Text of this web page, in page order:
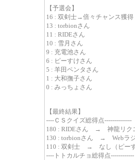
【予選会】
16 : 双剣士→倍々チャンス獲得
13 : torbionさん
11 : RIDEさん
10 : 雪月さん
9 : 充電池さん
6 : ピーすけさん
5 : 羊田ペンタさん
1 : 大和撫子さん
0 : みっちょさん
【最終結果】
----ＣＳクイズ総得点--------------
180 : RIDEさん → 神龍リクエ
130 : torbionさん → Webラ
110 : 双剣士 → なし（ピーす
----トトカルチョ総得点------------